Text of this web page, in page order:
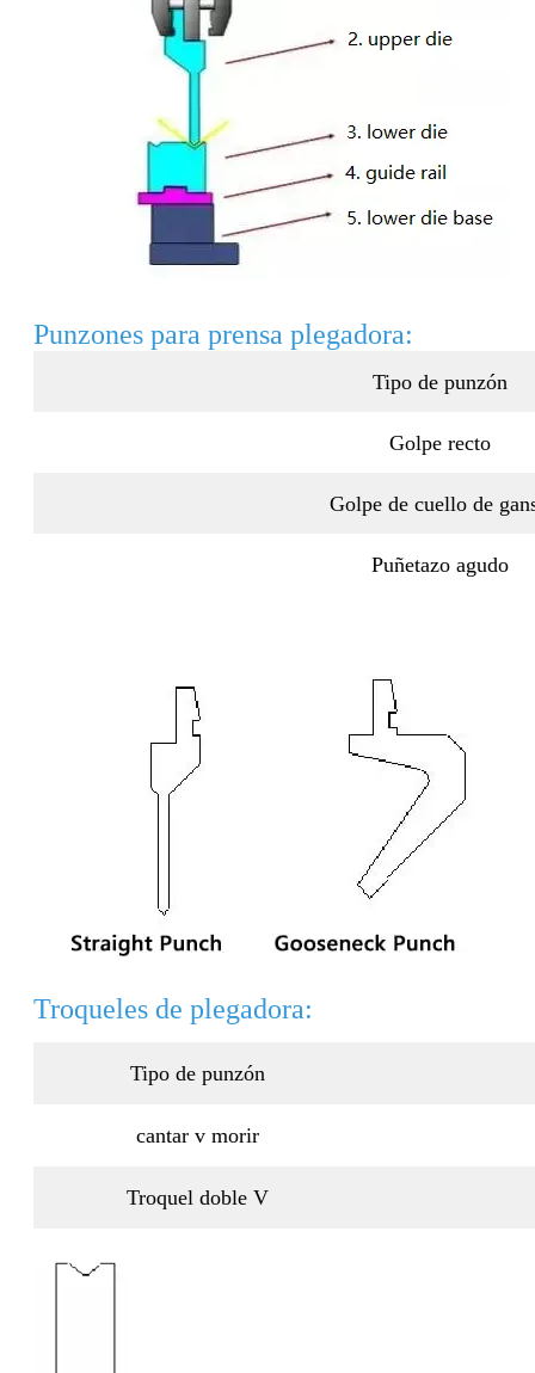
Punzones para prensa plegadora:
Tipo de punzón
Golpe recto
Golpe de cuello de
Puñetazo agudo
Troqueles de plegadora:
Tipo de punzón
cantar v morir
Troquel doble V